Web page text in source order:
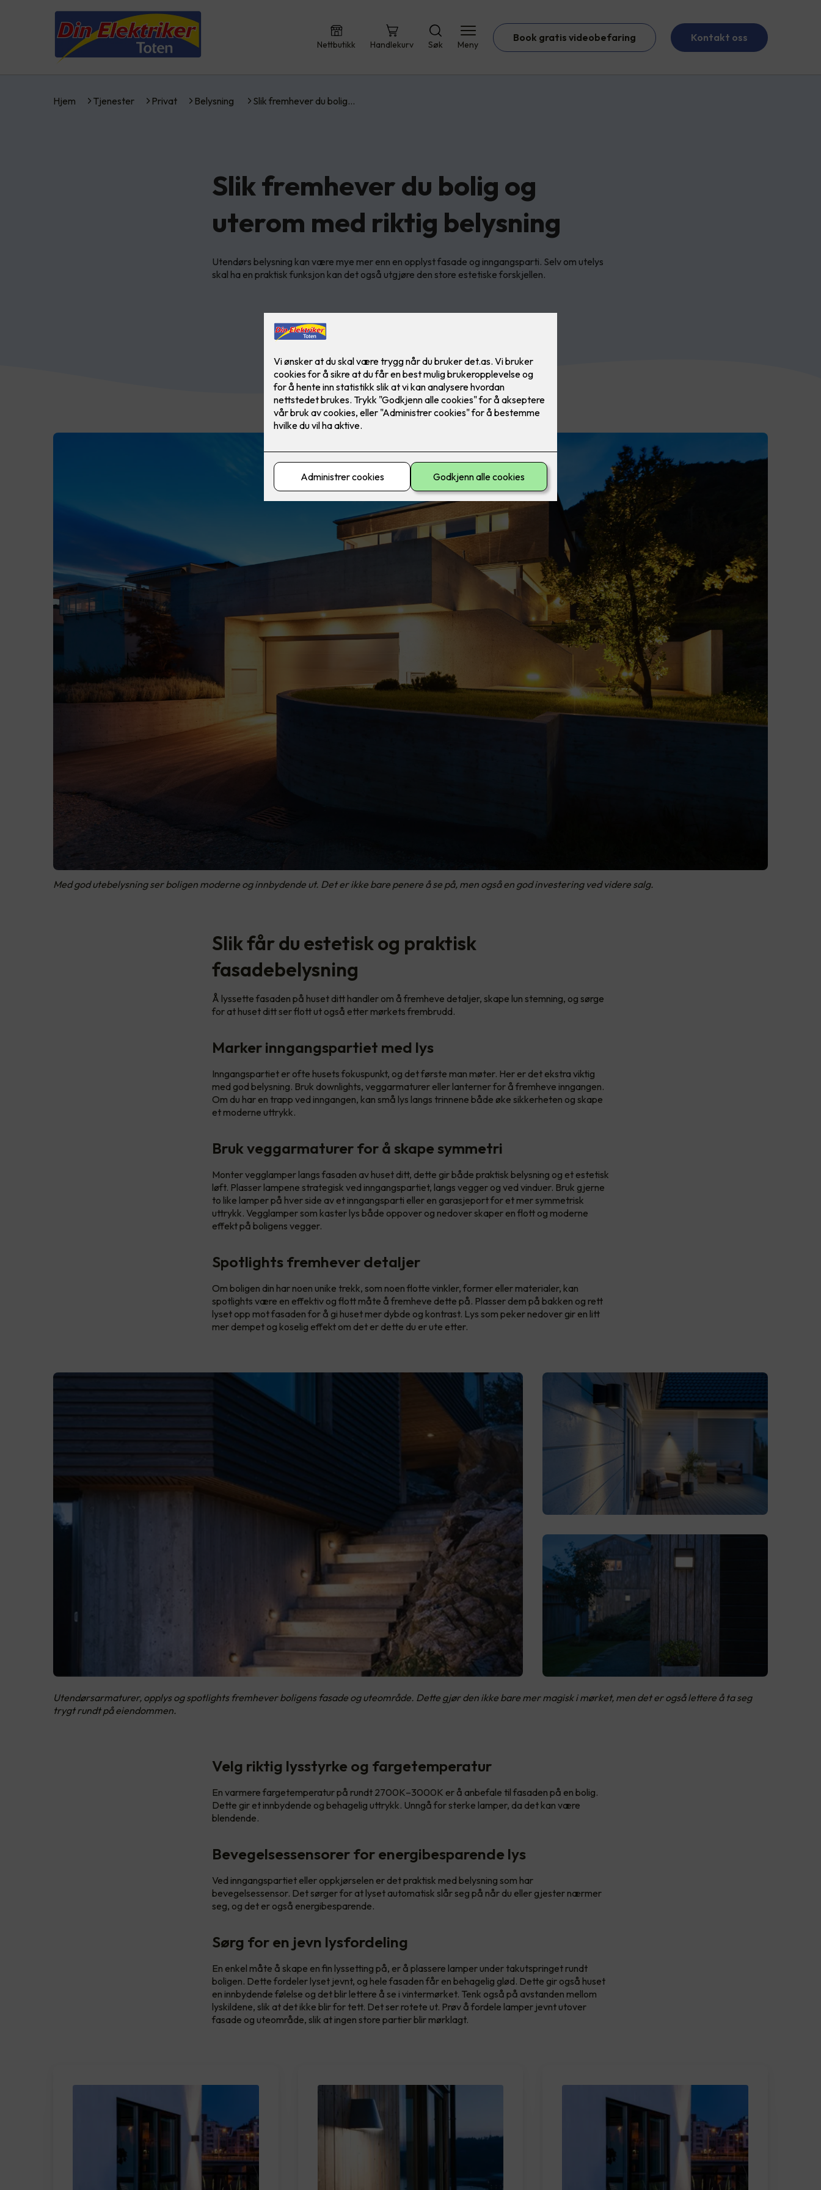
Nettbutikk Handlekurv Søk Meny
Book gratis videobefaring Kontakt oss
Hjem Tjenester Privat Belysning Slik fremhever du bolig…
Slik fremhever du bolig og
uterom med riktig belysning
Utendørs belysning kan være mye mer enn en opplyst fasade og inngangsparti. Selv om utelys
skal ha en praktisk funksjon kan det også utgjøre den store estetiske forskjellen.
Med god utebelysning ser boligen moderne og innbydende ut. Det er ikke bare penere å se på, men også en god investering ved videre salg.
Slik får du estetisk og praktisk
fasadebelysning
Å lyssette fasaden på huset ditt handler om å fremheve detaljer, skape lun stemning, og sørge
for at huset ditt ser flott ut også etter mørkets frembrudd.
Marker inngangspartiet med lys
Inngangspartiet er ofte husets fokuspunkt, og det første man møter. Her er det ekstra viktig
med god belysning. Bruk downlights, veggarmaturer eller lanterner for å fremheve inngangen.
Om du har en trapp ved inngangen, kan små lys langs trinnene både øke sikkerheten og skape
et moderne uttrykk.
Bruk veggarmaturer for å skape symmetri
Monter vegglamper langs fasaden av huset ditt, dette gir både praktisk belysning og et estetisk
løft. Plasser lampene strategisk ved inngangspartiet, langs vegger og ved vinduer. Bruk gjerne
to like lamper på hver side av et inngangsparti eller en garasjeport for et mer symmetrisk
uttrykk. Vegglamper som kaster lys både oppover og nedover skaper en flott og moderne
effekt på boligens vegger.
Spotlights fremhever detaljer
Om boligen din har noen unike trekk, som noen flotte vinkler, former eller materialer, kan
spotlights være en effektiv og flott måte å fremheve dette på. Plasser dem på bakken og rett
lyset opp mot fasaden for å gi huset mer dybde og kontrast. Lys som peker nedover gir en litt
mer dempet og koselig effekt om det er dette du er ute etter.
Utendørsarmaturer, opplys og spotlights fremhever boligens fasade og uteområde. Dette gjør den ikke bare mer magisk i mørket, men det er også lettere å ta seg
trygt rundt på eiendommen.
Velg riktig lysstyrke og fargetemperatur
En varmere fargetemperatur på rundt 2700K–3000K er å anbefale til fasaden på en bolig.
Dette gir et innbydende og behagelig uttrykk. Unngå for sterke lamper, da det kan være
blendende.
Bevegelsessensorer for energibesparende lys
Ved inngangspartiet eller oppkjørselen er det praktisk med belysning som har
bevegelsessensor. Det sørger for at lyset automatisk slår seg på når du eller gjester nærmer
seg, og det er også energibesparende.
Sørg for en jevn lysfordeling
En enkel måte å skape en fin lyssetting på, er å plassere lamper under takutspringet rundt
boligen. Dette fordeler lyset jevnt, og hele fasaden får en behagelig glød. Dette gir også huset
en innbydende følelse og det blir lettere å se i vintermørket. Tenk også på avstanden mellom
lyskildene, slik at det ikke blir for tett. Det ser rotete ut. Prøv å fordele lamper jevnt utover
fasade og uteområde, slik at ingen store partier blir mørklagt.